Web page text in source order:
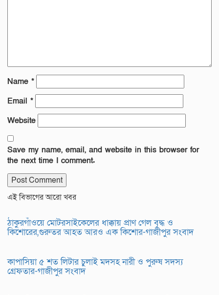
Name *
Email *
Website
Save my name, email, and website in this browser for
the next time I comment.
এই বিভাগের আরো খবর
ঠাকুরগাঁওয়ে মোটরসাইকেলের ধাক্কায় প্রাণ গেল বৃদ্ধ ও
কিশোরের,গুরুতর আহত আরও এক কিশোর-গাজীপুর সংবাদ
কাপাসিয়া ৫ শত লিটার চুলাই মদসহ নারী ও পুরুষ সদস্য
গ্রেফতার-গাজীপুর সংবাদ